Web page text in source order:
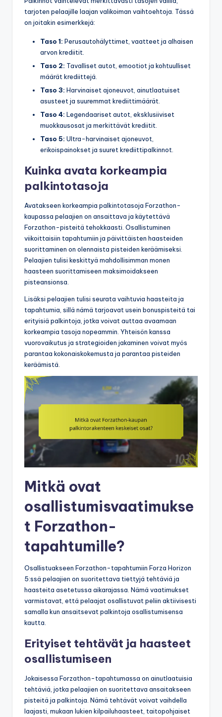
tarjoten pelaajille laajan valikoiman vaihtoehtoja. Tässä
on joitakin esimerkkejä:
Taso 1: Perusautohälyttimet, vaatteet ja alhaisen
arvon krediitit.
Taso 2: Tavalliset autot, emootiot ja kohtuulliset
määrät krediittejä.
Taso 3: Harvinaiset ajoneuvot, ainutlaatuiset
asusteet ja suuremmat krediittimäärät.
Taso 4: Legendaariset autot, eksklusiiviset
muokkausosat ja merkittävät krediitit.
Taso 5: Ultra-harvinaiset ajoneuvot,
erikoispainokset ja suuret krediittipalkinnot.
Kuinka avata korkeampia
palkintotasoja
Avatakseen korkeampia palkintotasoja Forzathon-
kaupassa pelaajien on ansaittava ja käytettävä
Forzathon-pisteitä tehokkaasti. Osallistuminen
viikoittaisiin tapahtumiin ja päivittäisten haasteiden
suorittaminen on olennaista pisteiden keräämiseksi.
Pelaajien tulisi keskittyä mahdollisimman monen
haasteen suorittamiseen maksimoidakseen
pisteansionsa.
Lisäksi pelaajien tulisi seurata vaihtuvia haasteita ja
tapahtumia, sillä nämä tarjoavat usein bonuspisteitä tai
erityisiä palkintoja, jotka voivat auttaa avaamaan
korkeampia tasoja nopeammin. Yhteisön kanssa
vuorovaikutus ja strategioiden jakaminen voivat myös
parantaa kokonaiskokemusta ja parantaa pisteiden
keräämistä.
Mitkä ovat
osallistumisvaatimukse
t Forzathon-
tapahtumille?
Osallistuakseen Forzathon-tapahtumiin Forza Horizon
5:ssä pelaajien on suoritettava tiettyjä tehtäviä ja
haasteita asetetussa aikarajassa. Nämä vaatimukset
varmistavat, että pelaajat osallistuvat peliin aktiivisesti
samalla kun ansaitsevat palkintoja osallistumisensa
kautta.
Erityiset tehtävät ja haasteet
osallistumiseen
Jokaisessa Forzathon-tapahtumassa on ainutlaatuisia
tehtäviä, jotka pelaajien on suoritettava ansaitakseen
pisteitä ja palkintoja. Nämä tehtävät voivat vaihdella
laajasti, mukaan lukien kilpailuhaasteet, taitopohjaiset